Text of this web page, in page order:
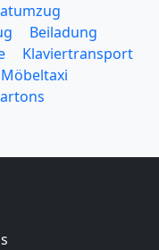
Beiladung
Klaviertransport
Möbeltaxi